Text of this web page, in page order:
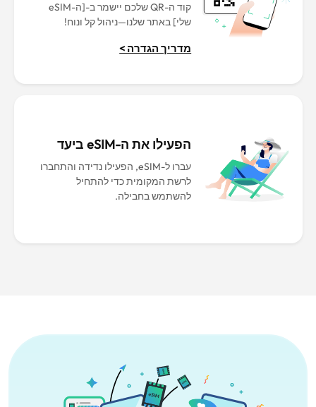
קוד ה-QR שלכם יישמר ב-[ה-eSIM
שלי] באתר שלנו—ניהול קל ונוח!
מדריך הגדרה >
הפעילו את ה-eSIM ביעד
עברו ל-eSIM, הפעילו נדידה והתחברו
לרשת המקומית כדי להתחיל
להשתמש בחבילה.